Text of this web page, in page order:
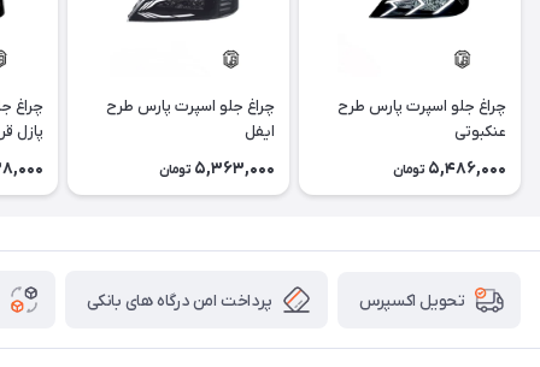
چراغ جلو اسپرت پارس طرح
عنکبوتی
5,486,000 تومان
چراغ جلو اسپرت پارس طرح
ایفل
5,363,000 تومان
چراغ
پازل
تحویل اکسپرس پرداخت امن درگاه های بانکی